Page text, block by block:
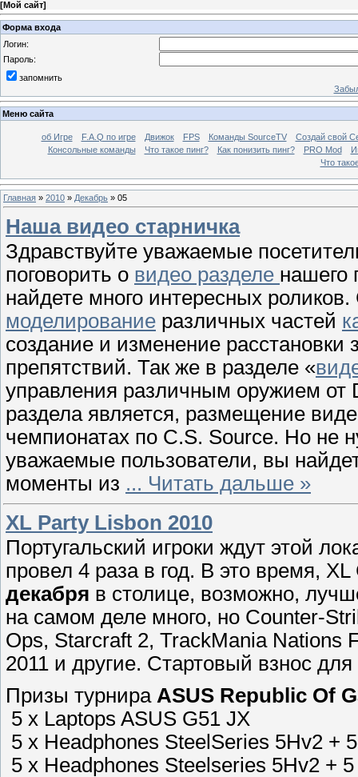
[Мой сайт]
Форма входа
Логин:
Пароль:
запомнить
Меню сайта
об Игре F.A.Q по игре Движок FPS Команды SourceTV
Создай свой
Консольные команды
Что такое пинг? Как понизить пинг? PRO Mod
Что
Главная » 2010 » Декабрь » 05
Наша видео старничка
Здравствуйте уважаемые
поговорить о видео разделе нашего
найдете много интересных
моделирование различных частей
создание и изменение расстановки
препятствий. Так же в разделе «
управления различным оружием от
раздела является, размещение
чемпионатах по C.S. Source. Но не
уважаемые пользователи, вы
моменты из ... Читать дальше »
XL Party Lisbon 2010
Португальский игроки ждут этой
провел 4 раза в год. В это время,
декабря в столице, возможно,
на самом деле много, но Counter-
Ops, Starcraft 2, TrackMania Nations
2011 и другие. Стартовый взнос
Призы турнира ASUS Republic Of
5 x Laptops ASUS G51 JX
5 x Headphones SteelSeries 5Hv2 +
5 x Headphones Steelseries 5Hv2 +